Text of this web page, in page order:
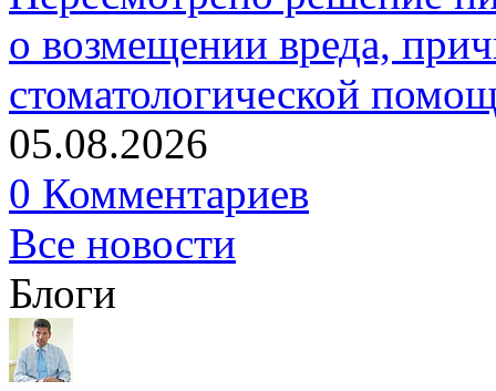
о возмещении вреда,
стоматологической
05.08.2026
0 Комментариев
Все новости
Блоги